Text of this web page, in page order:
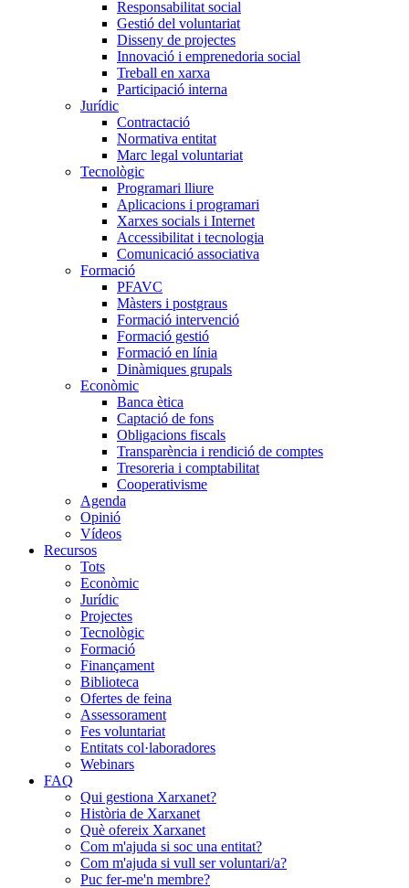
Responsabilitat social
Gestió del voluntariat
Disseny de projectes
Innovació i emprenedoria social
Treball en xarxa
Participació interna
Jurídic
Contractació
Normativa entitat
Marc legal voluntariat
Tecnològic
Programari lliure
Aplicacions i programari
Xarxes socials i Internet
Accessibilitat i tecnologia
Comunicació associativa
Formació
PFAVC
Màsters i postgraus
Formació intervenció
Formació gestió
Formació en línia
Dinàmiques grupals
Econòmic
Banca ètica
Captació de fons
Obligacions fiscals
Transparència i rendició de comptes
Tresoreria i comptabilitat
Cooperativisme
Agenda
Opinió
Vídeos
Recursos
Tots
Econòmic
Jurídic
Projectes
Tecnològic
Formació
Finançament
Biblioteca
Ofertes de feina
Assessorament
Fes voluntariat
Entitats col·laboradores
Webinars
FAQ
Qui gestiona Xarxanet?
Història de Xarxanet
Què ofereix Xarxanet
Com m'ajuda si soc una entitat?
Com m'ajuda si vull ser voluntari/a?
Puc fer-me'n membre?